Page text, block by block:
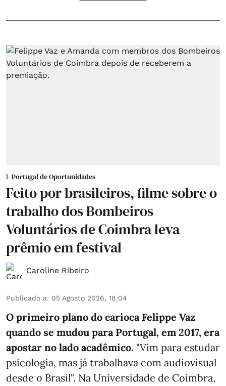
Portugal de Oportunidades
Feito por brasileiros, filme sobre o
trabalho dos Bombeiros
Voluntários de Coimbra leva
prêmio em festival
Caroline Ribeiro
Publicado a: 05 Agosto 2026, 18:04
O primeiro plano do carioca Felippe Vaz
quando se mudou para Portugal, em 2017, era
apostar no lado acadêmico. "Vim para estudar
psicologia, mas já trabalhava com audiovisual
desde o Brasil". Na Universidade de Coimbra,